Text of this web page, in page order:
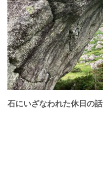
石にいざなわれた休日の話